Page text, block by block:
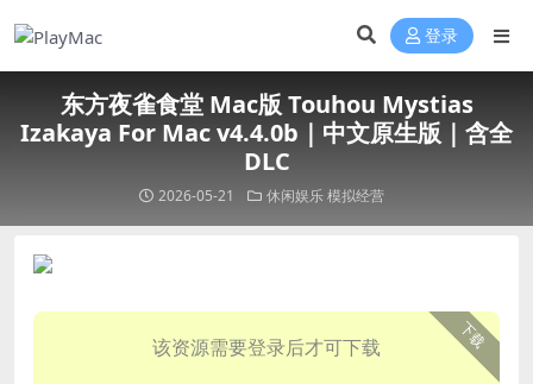
登录
东方夜雀食堂 Mac版 Touhou Mystias
Izakaya For Mac v4.4.0b｜中文原生版｜含全
DLC
2026-05-21 休闲娱乐模拟经营
下载
该资源需要登录后才可下载